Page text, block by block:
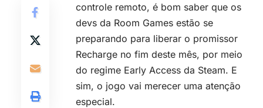
controle remoto, é bom saber que os
devs da Room Games estão se
preparando para liberar o promissor
Recharge no fim deste mês, por meio
do regime Early Access da Steam. E
sim, o jogo vai merecer uma atenção
especial.